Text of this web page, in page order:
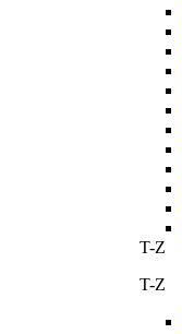
T-Z
T-Z